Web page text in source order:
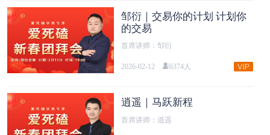
邹衍｜交易你的计划 计划你
的交易
首席讲师：邹衍
2026-02-12 6374人
逍遥｜马跃新程
首席讲师：逍遥